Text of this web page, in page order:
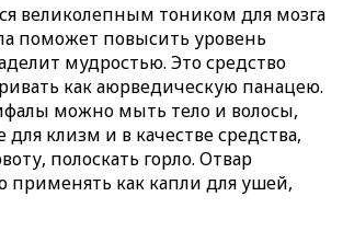
великолепным тоником для мозга
поможет повысить уровень
мудростью. Это средство
как аюрведическую панацею.
можно мыть тело и волосы,
для клизм и в качестве средства,
полоскать горло. Отвар
как капли для ушей,